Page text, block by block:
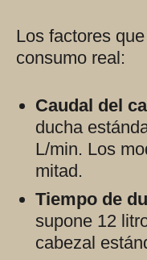
Los factores
consumo real:
Caudal del
ducha
L/min. Los
mitad.
Tiempo de
supone 12
cabezal